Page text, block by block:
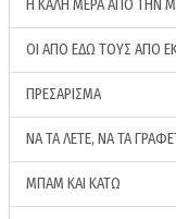
H ΚΑΛΗ ΜΕΡΑ ΑΠΟ ΤΗΝ
ΟΙ ΑΠΟ ΕΔΩ ΤΟΥΣ ΑΠΟ
ΠΡΕΣΑΡΙΣΜΑ
ΝΑ ΤΑ ΛΕΤΕ, ΝΑ ΤΑ
ΜΠΑΜ ΚΑΙ ΚΑΤΩ